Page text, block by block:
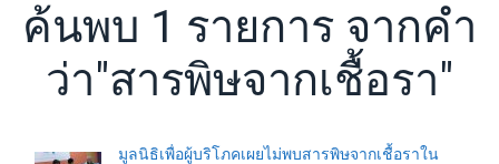
ค้นพบ 1 รายการ จากคำ
ว่า"สารพิษจากเชื้อรา"
มูลนิธิเพื่อผู้บริโภคเผยไม่พบสารพิษจากเชื้อราใน